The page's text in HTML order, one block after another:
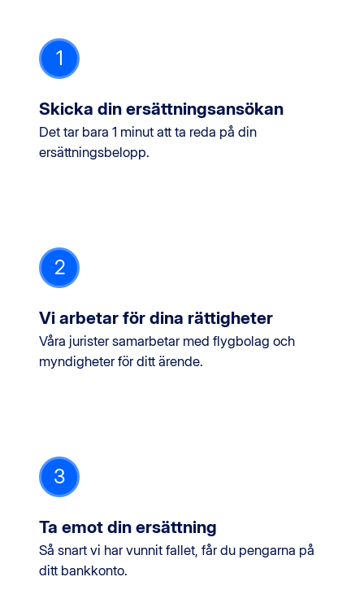
1
Skicka din ersättningsansökan
Det tar bara 1 minut att ta reda på din
ersättningsbelopp.
2
Vi arbetar för dina rättigheter
Våra jurister samarbetar med flygbolag och
myndigheter för ditt ärende.
3
Ta emot din ersättning
Så snart vi har vunnit fallet, får du pengarna på
ditt bankkonto.